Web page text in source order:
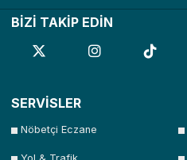
BİZİ TAKİP EDİN
SERVİSLER
Nöbetçi Eczane